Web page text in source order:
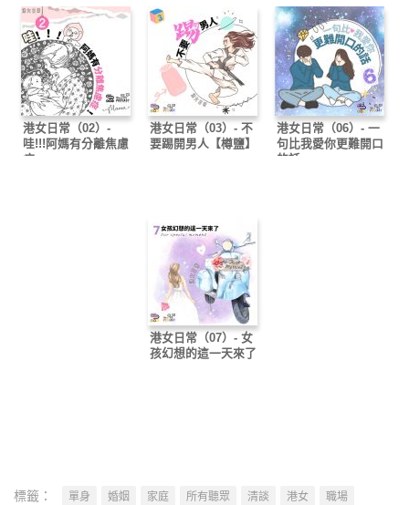
港女日常（02）-
哇!!!阿媽有分離焦慮
症
港女日常（03）- 不
要踢開男人【樽鹽】
港女日常（06）- 一
句比我愛你更難開口
的話
港女日常（07）- 女
孩幻想的這一天來了
標籤： 單身 婚姻 家庭 所有聽眾 清談 港女
職場